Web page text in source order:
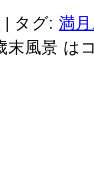
| タグ: 満
末風景 は